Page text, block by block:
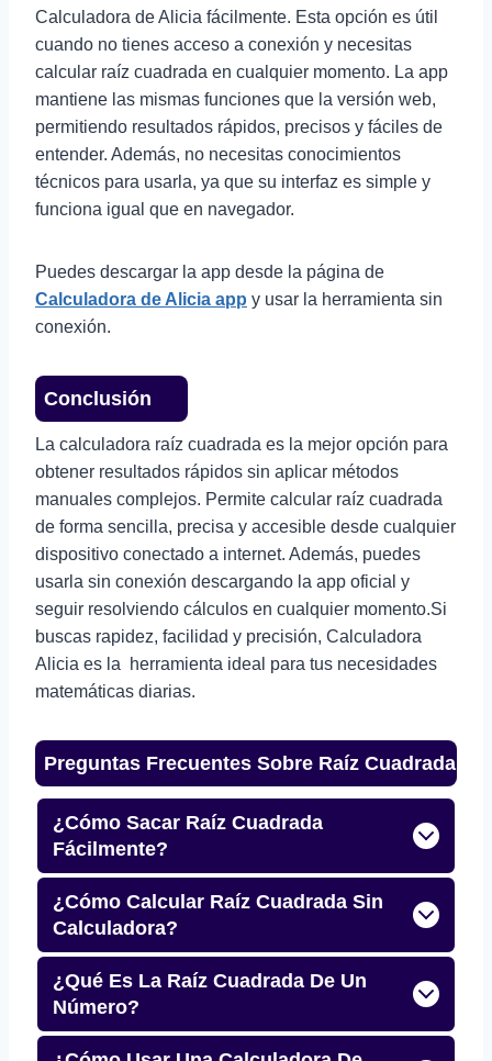
Calculadora de Alicia fácilmente. Esta opción es útil
cuando no tienes acceso a conexión y necesitas
calcular raíz cuadrada en cualquier momento. La app
mantiene las mismas funciones que la versión web,
permitiendo resultados rápidos, precisos y fáciles de
entender. Además, no necesitas conocimientos
técnicos para usarla, ya que su interfaz es simple y
funciona igual que en navegador.
Puedes descargar la app desde la página de
Calculadora de Alicia app y usar la herramienta sin
conexión.
Conclusión
La calculadora raíz cuadrada es la mejor opción para
obtener resultados rápidos sin aplicar métodos
manuales complejos. Permite calcular raíz cuadrada
de forma sencilla, precisa y accesible desde cualquier
dispositivo conectado a internet. Además, puedes
usarla sin conexión descargando la app oficial y
seguir resolviendo cálculos en cualquier momento.Si
buscas rapidez, facilidad y precisión, Calculadora
Alicia es la herramienta ideal para tus necesidades
matemáticas diarias.
Preguntas Frecuentes Sobre Raíz Cuadrada
¿Cómo Sacar Raíz Cuadrada
Fácilmente?
¿Cómo Calcular Raíz Cuadrada Sin
Calculadora?
¿Qué Es La Raíz Cuadrada De Un
Número?